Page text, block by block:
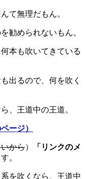
て無理だもん。
勧められないもん。
本も吹いてきている
出るので、何を吹く
、王道中の王道。
ージ）
から）
「リンクのメ
。
を吹くなら、王道中